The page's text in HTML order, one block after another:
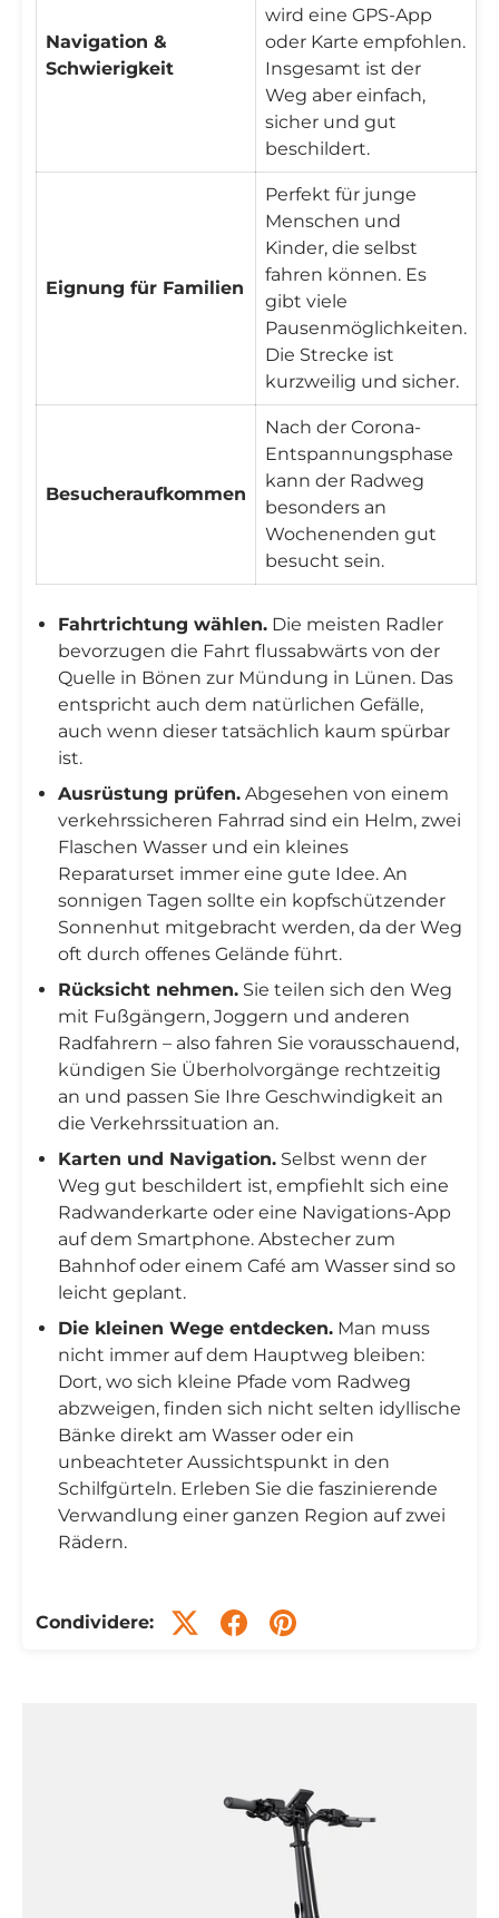
Navigation &
Schwierigkeit
wird eine GPS-App
oder Karte empfohlen.
Insgesamt ist der
Weg aber einfach,
sicher und gut
beschildert.
Eignung für Familien
Perfekt für junge
Menschen und
Kinder, die selbst
fahren können. Es
gibt viele
Pausenmöglichkeiten.
Die Strecke ist
kurzweilig und sicher.
Besucheraufkommen
Nach der Corona-
Entspannungsphase
kann der Radweg
besonders an
Wochenenden gut
besucht sein.
Fahrtrichtung wählen. Die meisten Radler
bevorzugen die Fahrt flussabwärts von der
Quelle in Bönen zur Mündung in Lünen. Das
entspricht auch dem natürlichen Gefälle,
auch wenn dieser tatsächlich kaum spürbar
ist.
Ausrüstung prüfen. Abgesehen von einem
verkehrssicheren Fahrrad sind ein Helm, zwei
Flaschen Wasser und ein kleines
Reparaturset immer eine gute Idee. An
sonnigen Tagen sollte ein kopfschützender
Sonnenhut mitgebracht werden, da der Weg
oft durch offenes Gelände führt.
Rücksicht nehmen. Sie teilen sich den Weg
mit Fußgängern, Joggern und anderen
Radfahrern – also fahren Sie vorausschauend,
kündigen Sie Überholvorgänge rechtzeitig
an und passen Sie Ihre Geschwindigkeit an
die Verkehrssituation an.
Karten und Navigation. Selbst wenn der
Weg gut beschildert ist, empfiehlt sich eine
Radwanderkarte oder eine Navigations-App
auf dem Smartphone. Abstecher zum
Bahnhof oder einem Café am Wasser sind so
leicht geplant.
Die kleinen Wege entdecken. Man muss
nicht immer auf dem Hauptweg bleiben:
Dort, wo sich kleine Pfade vom Radweg
abzweigen, finden sich nicht selten idyllische
Bänke direkt am Wasser oder ein
unbeachteter Aussichtspunkt in den
Schilfgürteln. Erleben Sie die faszinierende
Verwandlung einer ganzen Region auf zwei
Rädern.
Condividere: